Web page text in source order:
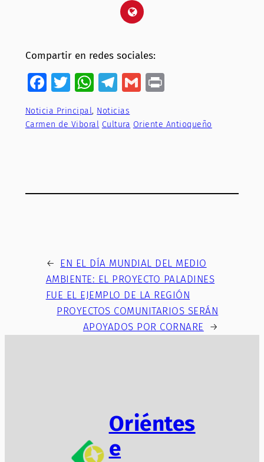
Compartir en redes sociales:
Facebook
Twitter
WhatsApp
Telegram
Gmail
Noticia Principal, Noticias
Carmen de Viboral Cultura Oriente Antioqueño
← EN EL DÍA MUNDIAL DEL MEDIO
AMBIENTE: EL PROYECTO PALADINES
FUE EL EJEMPLO DE LA REGIÓN
PROYECTOS COMUNITARIOS SERÁN
APOYADOS POR CORNARE
→
Oriéntes
e